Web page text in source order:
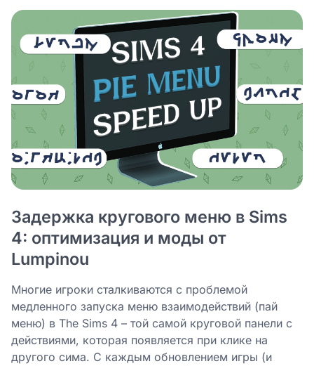
Задержка кругового меню в Sims
4: оптимизация и моды от
Lumpinou
Многие игроки сталкиваются с проблемой
медленного запуска меню взаимодействий (пай
меню) в The Sims 4 – той самой круговой панели с
действиями, которая появляется при клике на
другого сима. С каждым обновлением игры (и